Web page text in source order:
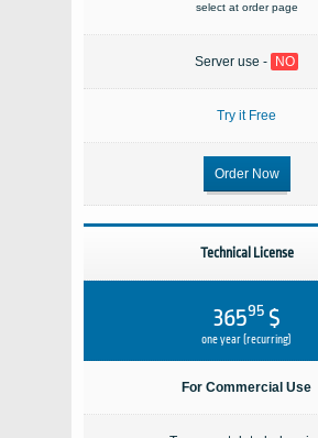
select at order page
Server use - NO
Try it Free
Order Now
Technical License
$ 365
95
one year (recurring)
For Commercial Use